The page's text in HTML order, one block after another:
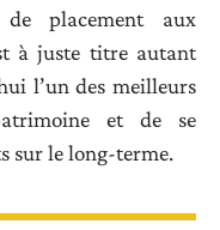
de placement aux
à juste titre autant
l’un des meilleurs
et de se
sur le long-terme.